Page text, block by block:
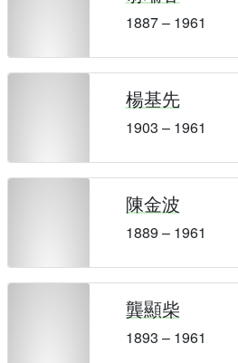
1887 – 1961
楊基先
1903 – 1961
陳金波
1889 – 1961
龔顯柴
1893 – 1961